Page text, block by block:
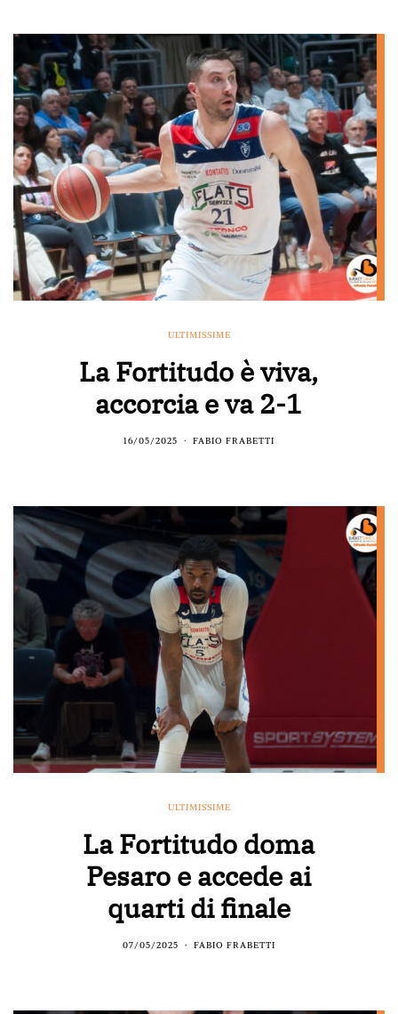
ULTIMISSIME
La Fortitudo è viva,
accorcia e va 2-1
16/05/2025 FABIO FRABETTI
ULTIMISSIME
La Fortitudo doma
Pesaro e accede ai
quarti di finale
07/05/2025 FABIO FRABETTI